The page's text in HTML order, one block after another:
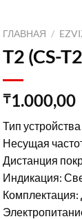
ГЛАВНАЯ /
T2 (CS-
₸1.000,00
Тип устройства
Несущая
Дистанция
Индикация:
Комплектация: